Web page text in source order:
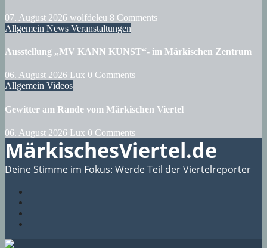
07. August 2026 wolfdeleu 8 Comments
Allgemein News Veranstaltungen
Ausstellung „MV KANN KUNST“- im Märkischen Zentrum
06. August 2026 Lux 0 Comments
Allgemein Videos
Gewitter am Rande vom Märkischen Viertel
06. August 2026 Lux 0 Comments
MärkischesViertel.de
Deine Stimme im Fokus: Werde Teil der Viertelreporter